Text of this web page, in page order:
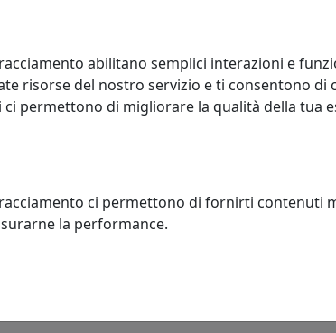
bene: per questo le selezioniamo sempre
che portano nel mondo. I nostri
e sono sempre figlie di un amore: per
partecipare a questo spirito
vestire ambienti diversi, dinamici,
la sua dirompente varietà.
abilitano semplici interazioni e
risorse del nostro servizio e ti consentono di
permettono di migliorare la qualità della tua
ci permettono di fornirti contenuti
la performance.